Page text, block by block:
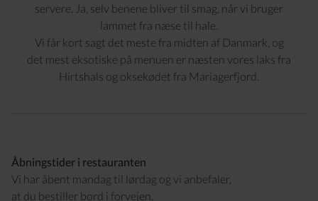
servere. Ja, selv benene bliver til smag, når vi bruger
lammet fra næse til hale.
Vi får kort sagt det meste fra midten af Danmark, og
det mest eksotiske på menuen er næsten vores laks fra
Hirtshals og oksekødet fra Mariagerfjord.
Åbningstider i restauranten
Vi har åbent mandag til lørdag og vi anbefaler,
at du bestiller bord i forvejen.